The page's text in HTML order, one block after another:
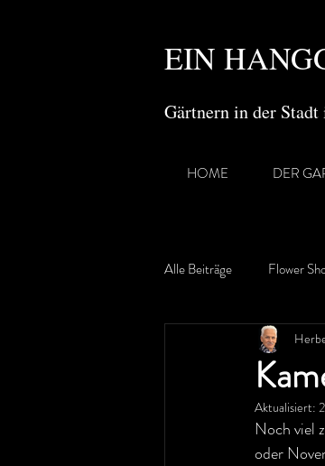
EIN
Gärtnern in der
HOME DER
Alle Beiträge Flower
Gartenreisen
Aktualisiert:
Noch viel
oder